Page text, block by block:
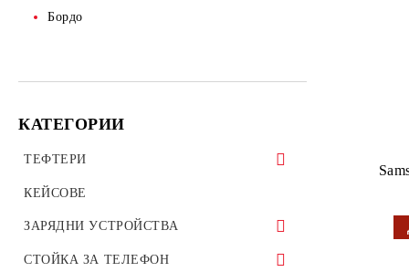
Бордо
КАТЕГОРИИ
ТЕФТЕРИ
ТЕФТЕРИ ЗА ТАБЛЕТИ
УНИВЕРСАЛНИ КАЛЪФИ
КЕЙСОВЕ
ЗАРЯДНИ УСТРОЙСТВА
ЗАРЯДНИ ЗА ТЕЛЕФОН
СТОЙКА ЗА ТЕЛЕФОН